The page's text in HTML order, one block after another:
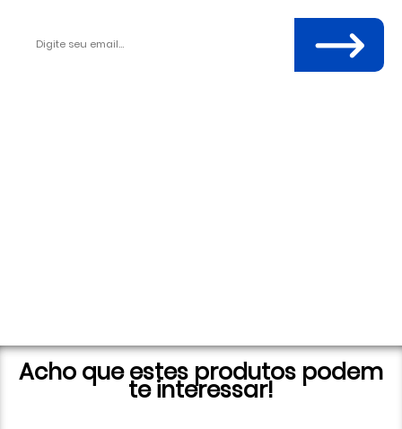
Acho que estes produtos podem
te interessar!